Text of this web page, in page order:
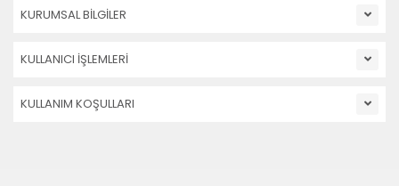
KURUMSAL BİLGİLER
KULLANICI İŞLEMLERİ
KULLANIM KOŞULLARI